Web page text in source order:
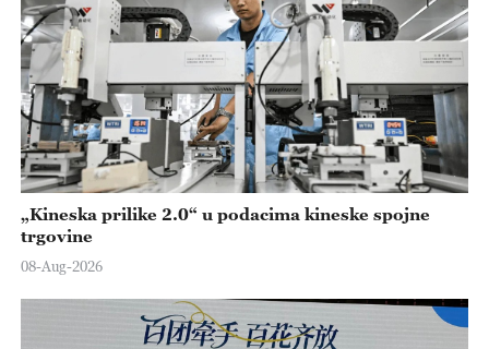
„Kineska prilike 2.0“ u podacima kineske spojne
trgovine
08-Aug-2026